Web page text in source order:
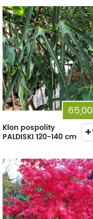
65,00
Klon pospolity
PALDISKI 120-140 cm